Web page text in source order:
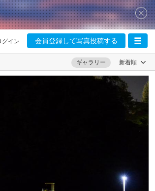
グイン 会員登録して写真投稿する
ギャラリー 新着順